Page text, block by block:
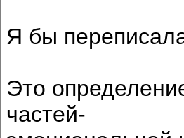
Я бы
Это
частей-